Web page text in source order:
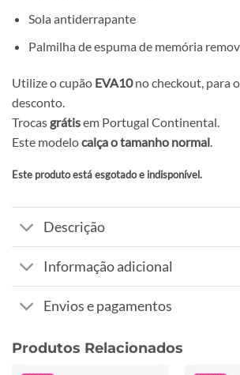
Sola antiderrapante
Palmilha de espuma de memória
Utilize o cupão EVA10no checkout, para
desconto.
Trocas grátisem Portugal Continental.
Este modelocalça o tamanho normal.
Este produto está esgotado e indisponível.
Alternative:
Descrição
Informação adicional
Envios e pagamentos
Produtos Relacionados